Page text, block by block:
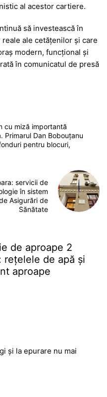
al acestor cartiere.
să investească în
ale cetățenilor și care
modern, funcțional și
în comunicatul de presă
cu miză importantă
Primarul Dan Bobouțanu
pentru blocuri,
servicii de
în sistem
Asigurări de
Sănătate
de aproape 2
rețelele de apă și
aproape
și la epurare nu mai